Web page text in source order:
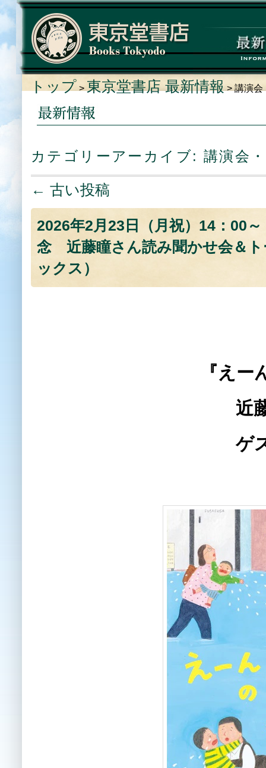
トップ > 東京堂書店 最新情報 > 講演会
カテゴリーアーカイブ: 講演会
投稿ナビゲーション
← 古い投稿
2026年2月23日（月祝）14：00
念 近藤瞳さん読み聞かせ会＆
ックス）
『えーんえーんの
近藤瞳さん読み
ゲスト 土井章